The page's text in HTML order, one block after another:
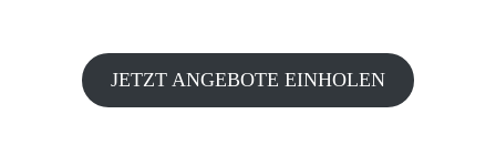
JETZT ANGEBOTE EINHOLEN